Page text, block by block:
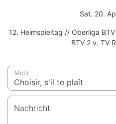
Sat. 20.
12. Heimspieltag // Oberliga
BTV 2 v. TV
Motif
Nachricht